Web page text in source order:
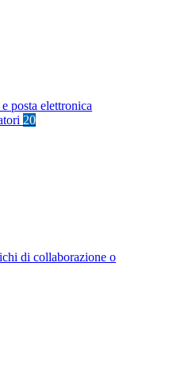
posta elettronica
20
di collaborazione o